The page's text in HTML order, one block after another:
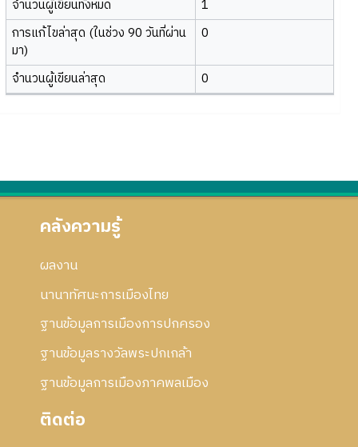
จำนวนผู้เขียนทั้งหมด
1
การแก้ไขล่าสุด (ในช่วง 90 วันที่ผ่าน
มา)
0
จำนวนผู้เขียนล่าสุด 0
คลังความรู้
ผลงาน
นานาทัศนะการเมืองไทย
ฐานข้อมูลการเมืองการปกครอง
ฐานข้อมูลรางวัลพระปกเกล้า
ฐานข้อมูลการเมืองภาคพลเมือง
ติดต่อ